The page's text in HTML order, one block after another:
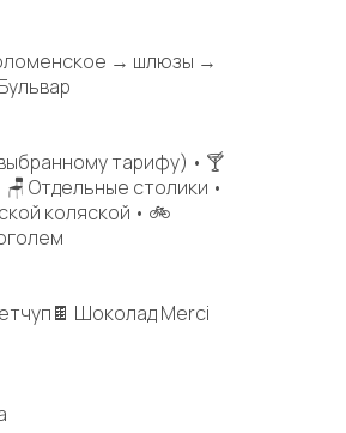
→ шлюзы →
тарифу) • 🍸
Отдельные столики •
коляской • 🚲
Шоколад Merci